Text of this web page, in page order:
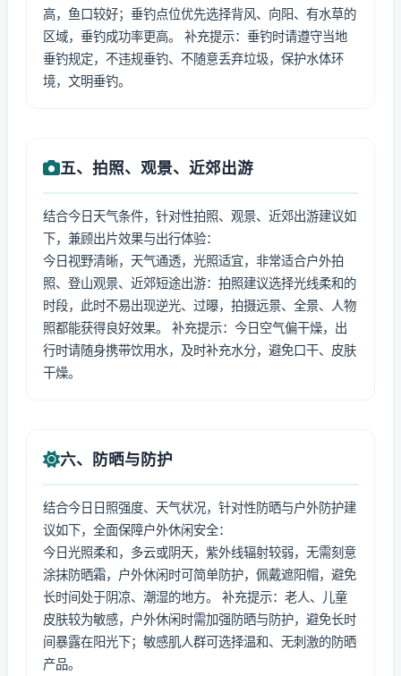
高，鱼口较好；垂钓点位优先选择背风、向阳、有水草的
区域，垂钓成功率更高。 补充提示：垂钓时请遵守当地
垂钓规定，不违规垂钓、不随意丢弃垃圾，保护水体环
境，文明垂钓。
五、拍照、观景、近郊出游
结合今日天气条件，针对性拍照、观景、近郊出游建议如
下，兼顾出片效果与出行体验：
今日视野清晰，天气通透，光照适宜，非常适合户外拍
照、登山观景、近郊短途出游：拍照建议选择光线柔和的
时段，此时不易出现逆光、过曝，拍摄远景、全景、人物
照都能获得良好效果。 补充提示：今日空气偏干燥，出
行时请随身携带饮用水，及时补充水分，避免口干、皮肤
干燥。
六、防晒与防护
结合今日日照强度、天气状况，针对性防晒与户外防护建
议如下，全面保障户外休闲安全：
今日光照柔和，多云或阴天，紫外线辐射较弱，无需刻意
涂抹防晒霜，户外休闲时可简单防护，佩戴遮阳帽，避免
长时间处于阴凉、潮湿的地方。 补充提示：老人、儿童
皮肤较为敏感，户外休闲时需加强防晒与防护，避免长时
间暴露在阳光下；敏感肌人群可选择温和、无刺激的防晒
产品。